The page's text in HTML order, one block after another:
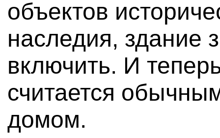
объектов
наследия, здание
включить. И
считается
домом.